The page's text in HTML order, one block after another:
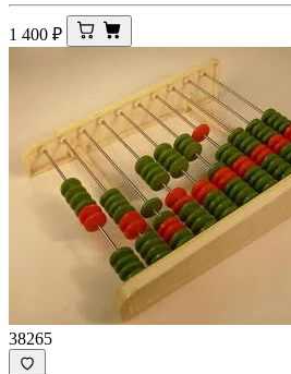
1 400 ₽
38265